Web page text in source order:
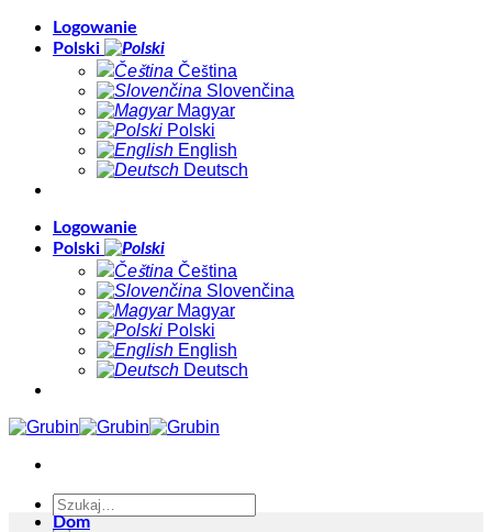
Skip
Logowanie
Polski
Čeština
Slovenčina
Magyar
Polski
English
Deutsch
Logowanie
Polski
Čeština
Slovenčina
Magyar
Polski
English
Deutsch
Szukaj:
Dom